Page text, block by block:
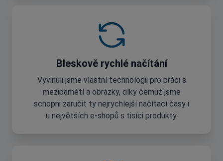
Bleskově rychlé načítání
Vyvinuli jsme vlastní technologii pro práci s
mezipamětí a obrázky, díky čemuž jsme
schopni zaručit ty nejrychlejší načítací časy i
u největších e-shopů s tisíci produkty.